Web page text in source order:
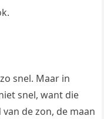
snel. Maar in
snel, want die
de zon, de maan